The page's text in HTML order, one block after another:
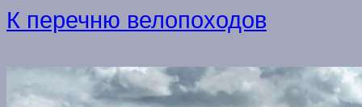
К перечню велопоходов